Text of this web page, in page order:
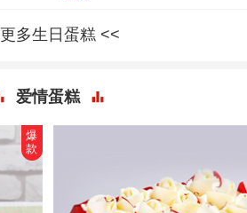
更多生日蛋糕
爱情蛋糕
爆
款